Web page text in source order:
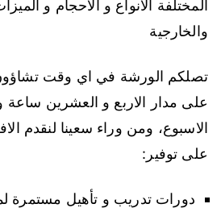
المختلفة الانواع و الاحجام و
والخارجية
تصلكم الورشة في اي وقت
على مدار الاربع و العشرين ساعة
الاسبوع، ومن وراء سعينا لنقدم
على توفير:
دورات تدريب و تأهيل مستمرة